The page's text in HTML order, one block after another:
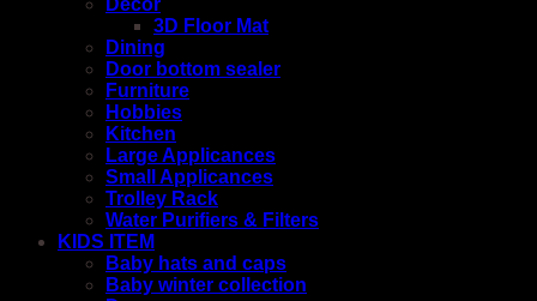
Decor
3D Floor Mat
Dining
Door bottom sealer
Furniture
Hobbies
Kitchen
Large Applicances
Small Applicances
Trolley Rack
Water Purifiers & Filters
KIDS ITEM
Baby hats and caps
Baby winter collection